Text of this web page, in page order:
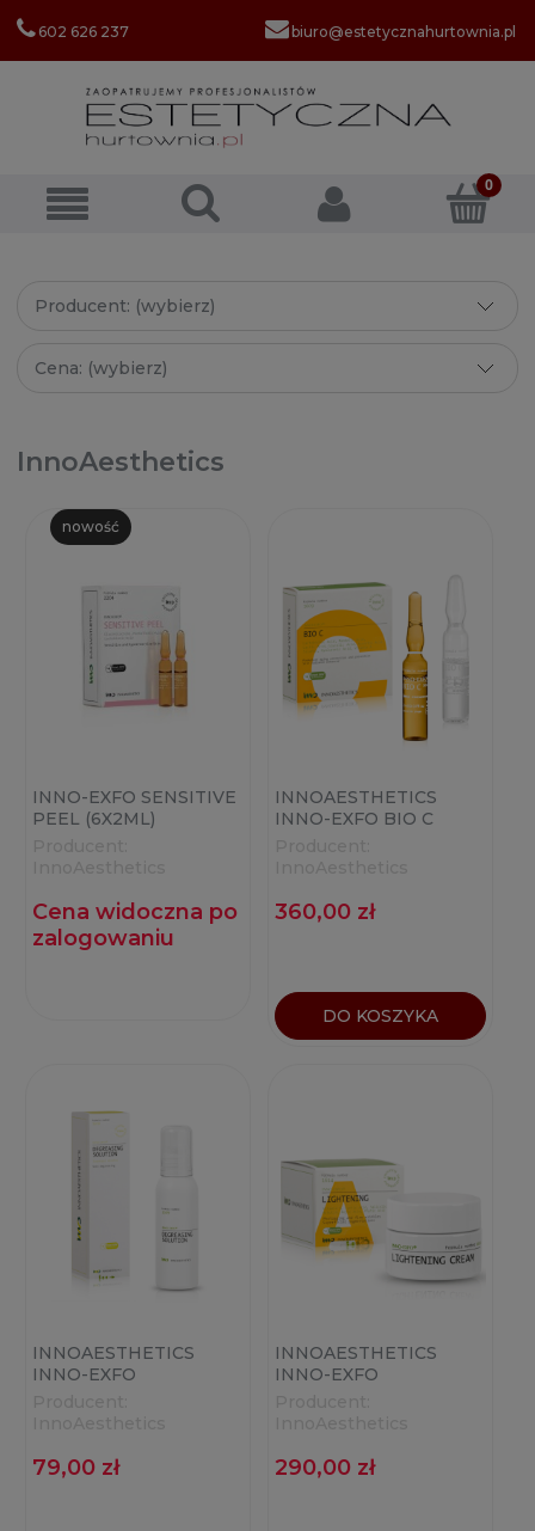
602 626 237 biuro@estetycznahurtownia.pl
Producent: (wybierz)
Cena: (wybierz)
InnoAesthetics
INNO-EXFO SENSITIVE
PEEL (6X2ML)
Cena widoczna po
zalogowaniu
nowość
INNOAESTHETICS
INNO-EXFO BIO C
360,00 zł
DO KOSZYKA
INNOAESTHETICS
INNO-EXFO
79,00 zł
INNOAESTHETICS
INNO-EXFO
290,00 zł